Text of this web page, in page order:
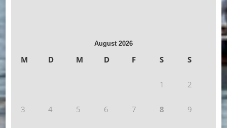
August 2026
M D M D F S S
1 2
3 4 5 6 7 8 9